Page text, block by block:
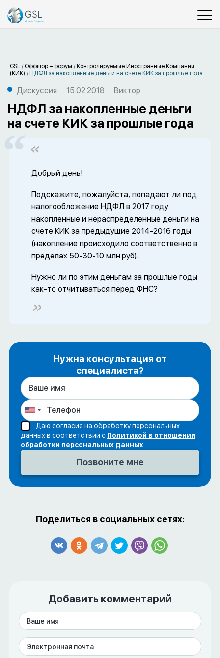
GSL / Оффшор – форум / Контролируемые Иностранные Компании
(КИК) / НДФЛ за накопленные деньги на счете КИК за прошлые года
Дискуссия 15.02.2018 Виктор
НДФЛ за накопленные деньги
на счете КИК за прошлые года
Добрый день!
Подскажите, пожалуйста, попадают ли под
налогообложение НДФЛ в 2017 году
накопленные и нераспределенные деньги на
счете КИК за предыдущие 2014-2016 годы
(накопление происходило соответственно в
пределах 50-30-10 млн.руб).
Нужно ли по этим деньгам за прошлые годы
как-то отчитываться перед ФНС?
Нужна консультация от
специалиста?
Даю согласие на обработку персональных
данных в соответствии с Политикой в отношении
обработки персональных данных
Поделиться в социальных сетях:
Добавить комментарий